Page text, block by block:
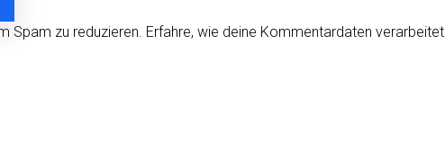
Spam zu reduzieren. Erfahre, wie deine Kommentardaten verarbeitet